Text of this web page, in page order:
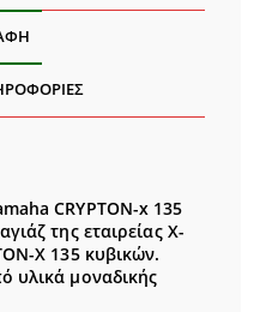
CRYPTON-x 135
της εταιρείας X-
X 135 κυβικών.
υλικά μοναδικής